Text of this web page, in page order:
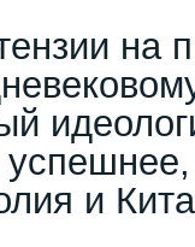
на
и